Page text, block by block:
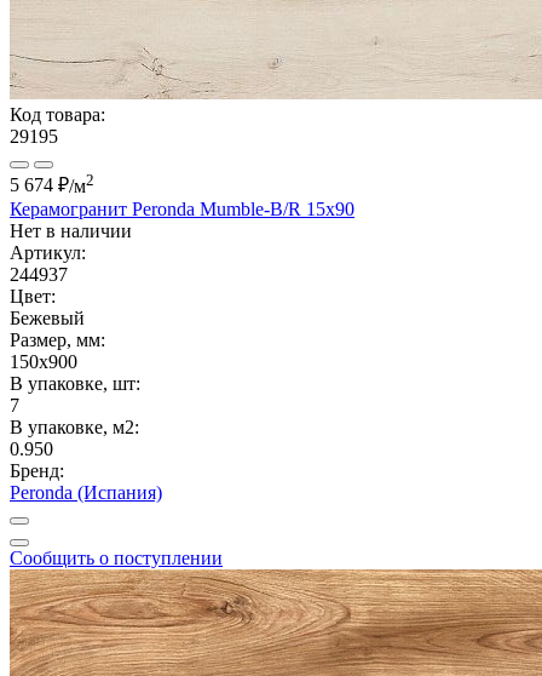
Код товара:
29195
5 674 ₽/м2
Керамогранит Peronda Mumble-B/R 15x90
Нет в наличии
Артикул:
244937
Цвет:
Бежевый
Размер, мм:
150x900
В упаковке, шт:
7
В упаковке, м2:
0.950
Бренд:
Peronda (Испания)
Сообщить о поступлении